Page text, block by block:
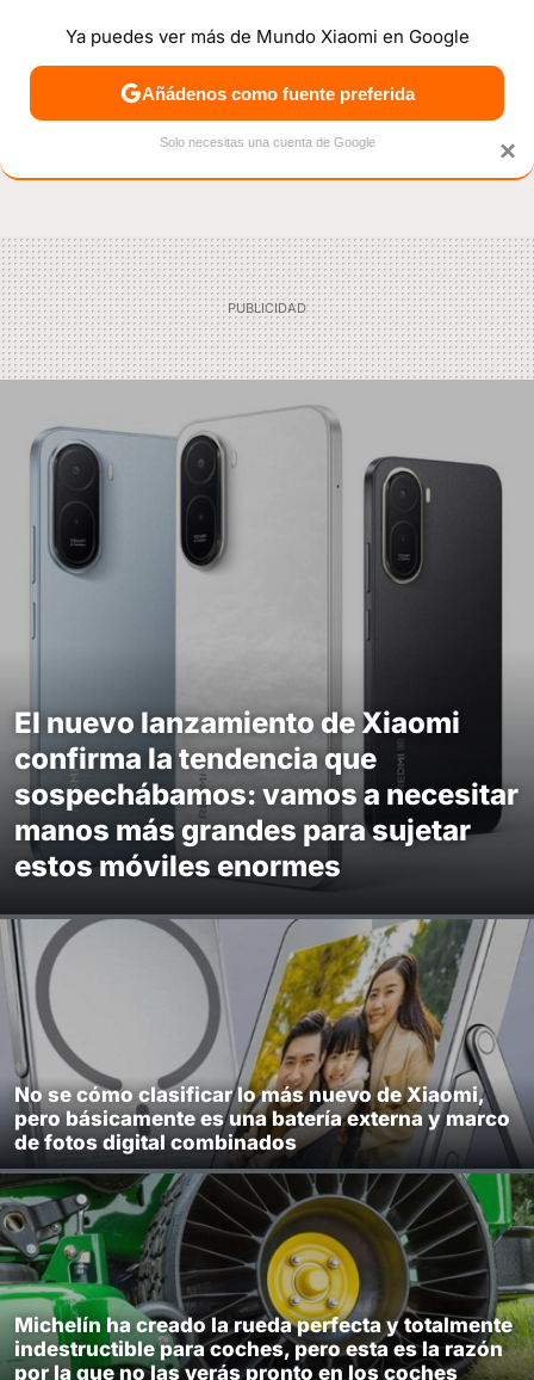
NOTICIAS MÓVILES TUTORIALES OFERTAS
El nuevo lanzamiento de Xiaomi
confirma la tendencia que
sospechábamos: vamos a necesitar
manos más grandes para sujetar
estos móviles enormes
No se cómo clasificar lo más nuevo de Xiaomi,
pero básicamente es una batería externa y marco
de fotos digital combinados
Michelín ha creado la rueda perfecta y totalmente
indestructible para coches, pero esta es la razón
por la que no las verás pronto en los coches
×
Ya puedes ver más de Mundo Xiaomi en Google
Añádenos como fuente preferida
Solo necesitas una cuenta de Google